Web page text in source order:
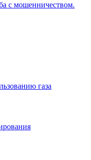
с мошенничеством.
газа